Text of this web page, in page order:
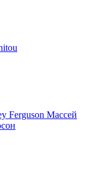
Ferguson Массей